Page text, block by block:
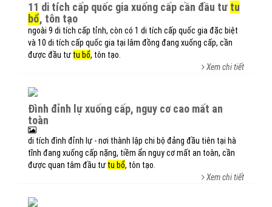
11 di tích cấp quốc gia xuống cấp cần đầu tư tu
bổ, tôn tạo
ngoài 9 di tích cấp tỉnh, còn có 1 di tích cấp quốc gia đặc biệt
và 10 di tích cấp quốc gia tại lâm đồng đang xuống cấp, cần
được đầu tư tu bổ, tôn tạo.
Xem chi tiết
đình đỉnh lự xuống cấp, nguy cơ cao mất an
toàn
di tích đình đỉnh lự - nơi thành lập chi bộ đảng đầu tiên tại hà
tĩnh đang xuống cấp nặng, tiềm ẩn nguy cơ mất an toàn, cần
được quan tâm đầu tư tu bổ, tôn tạo.
Xem chi tiết